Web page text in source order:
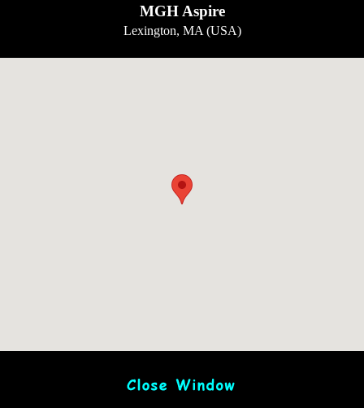
MGH Aspire
Lexington, MA (USA)